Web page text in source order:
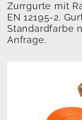
Zurrgurte mit
EN 12195-2.
Standardfarbe
Anfrage.